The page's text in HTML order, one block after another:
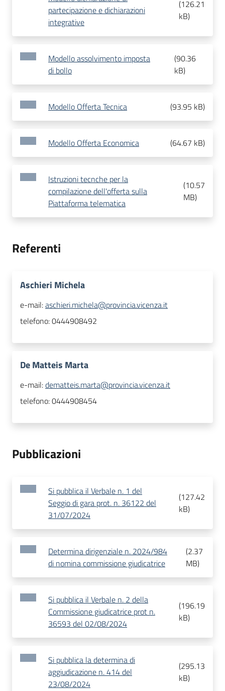
partecipazione e dichiarazioni
integrative
(126.21
kB)
Modello assolvimento imposta
di bollo
(90.36
kB)
Modello Offerta Tecnica (93.95 kB)
Modello Offerta Economica (64.67 kB)
Istruzioni tecnche per la
compilazione dell'offerta sulla
Piattaforma telematica
(10.57
MB)
Referenti
Aschieri Michela
e-mail:aschieri.michela@provincia.vicenza.it
telefono:0444908492
De Matteis Marta
e-mail:dematteis.marta@provincia.vicenza.it
telefono:0444908454
Pubblicazioni
Si pubblica il Verbale n. 1 del
Seggio di gara prot. n. 36122 del
31/07/2024
(127.42
kB)
Determina dirigenziale n. 2024/984
di nomina commissione giudicatrice
(2.37
MB)
Si pubblica il Verbale n. 2 della
Commissione giudicatrice prot n.
36593 del 02/08/2024
(196.19
kB)
Si pubblica la determina di
aggiudicazione n. 414 del
23/08/2024
(295.13
kB)